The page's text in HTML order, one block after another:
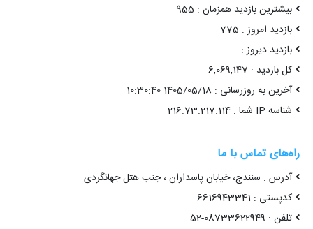
بیشترین بازدید همزمان : 955
بازدید امروز : 775
بازدید دیروز :
کل بازدید : 6,069,147
آخرین به روزرسانی : 1405/05/18 10:30:40
شناسه IP شما : 216.73.217.114
راه‌های تماس با ما
آدرس : سنندج، خیابان پاسداران ، جنب هتل جهانگردی
کدپستی : 6616943341
تلفن : 08733622949-52